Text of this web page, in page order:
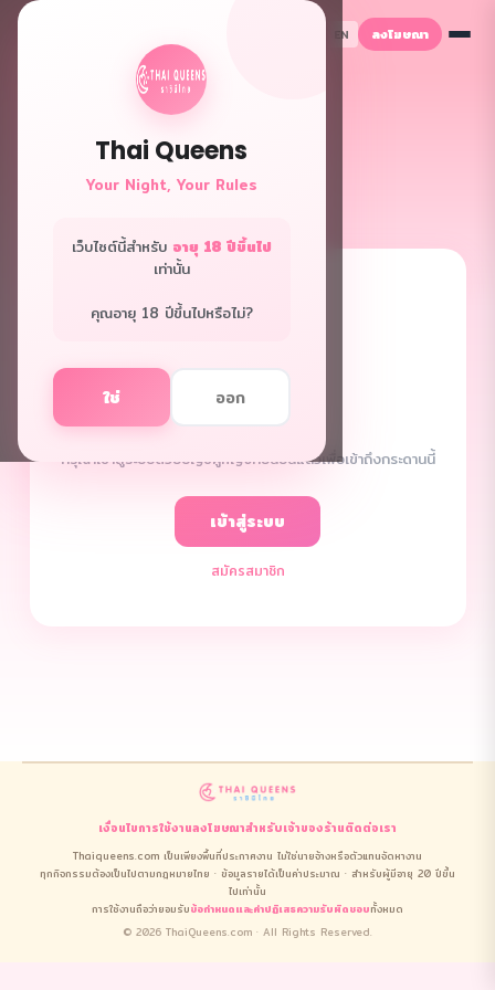
Thai Queens
Your Night, Your Rules
เว็บไซต์นี้สำหรับ อายุ 18 ปีขึ้นไป
เท่านั้น
คุณอายุ 18 ปีขึ้นไปหรือไม่?
ใช่ ออก
EN ลงโฆษณา
🔒
กรุณาเข้าสู่ระบบด้วยบัญชีผู้หญิงที่ยืนยันแล้วเพื่อเข้าถึงกระดานนี้
เข้าสู่ระบบ
สมัครสมาชิก
เงื่อนไขการใช้งานลงโฆษณาสำหรับเจ้าของร้านติดต่อเรา
Thaiqueens.com เป็นเพียงพื้นที่ประกาศงาน ไม่ใช่นายจ้างหรือตัวแทนจัดหางาน
ทุกกิจกรรมต้องเป็นไปตามกฎหมายไทย · ข้อมูลรายได้เป็นค่าประมาณ · สำหรับผู้มีอายุ 20 ปีขึ้น
ไปเท่านั้น
การใช้งานถือว่ายอมรับข้อกำหนดและคำปฏิเสธความรับผิดชอบทั้งหมด
© 2026 ThaiQueens.com · All Rights Reserved.